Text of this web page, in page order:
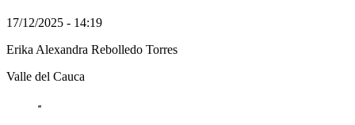
17/12/2025 - 14:19
Erika Alexandra Rebolledo Torres
Valle del Cauca